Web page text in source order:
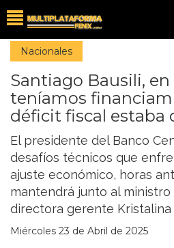
Nacionales
Santiago Bausili, en
teníamos
déficit fiscal estaba
El presidente del Banco
desafíos técnicos que
ajuste económico, horas
mantendrá junto al ministro
directora gerente Kristalina
Miércoles 23 de Abril de 2025